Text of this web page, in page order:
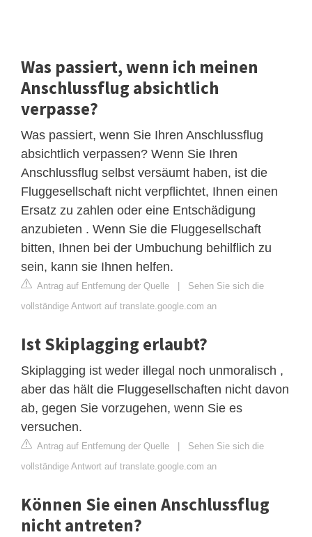
Was passiert, wenn ich meinen
Anschlussflug absichtlich
verpasse?
Was passiert, wenn Sie Ihren Anschlussflug
absichtlich verpassen? Wenn Sie Ihren
Anschlussflug selbst versäumt haben, ist die
Fluggesellschaft nicht verpflichtet, Ihnen einen
Ersatz zu zahlen oder eine Entschädigung
anzubieten . Wenn Sie die Fluggesellschaft
bitten, Ihnen bei der Umbuchung behilflich zu
sein, kann sie Ihnen helfen.
Antrag auf Entfernung der Quelle | Sehen Sie sich die
vollständige Antwort auf translate.google.com an
Ist Skiplagging erlaubt?
Skiplagging ist weder illegal noch unmoralisch ,
aber das hält die Fluggesellschaften nicht davon
ab, gegen Sie vorzugehen, wenn Sie es
versuchen.
Antrag auf Entfernung der Quelle | Sehen Sie sich die
vollständige Antwort auf translate.google.com an
Können Sie einen Anschlussflug
nicht antreten?